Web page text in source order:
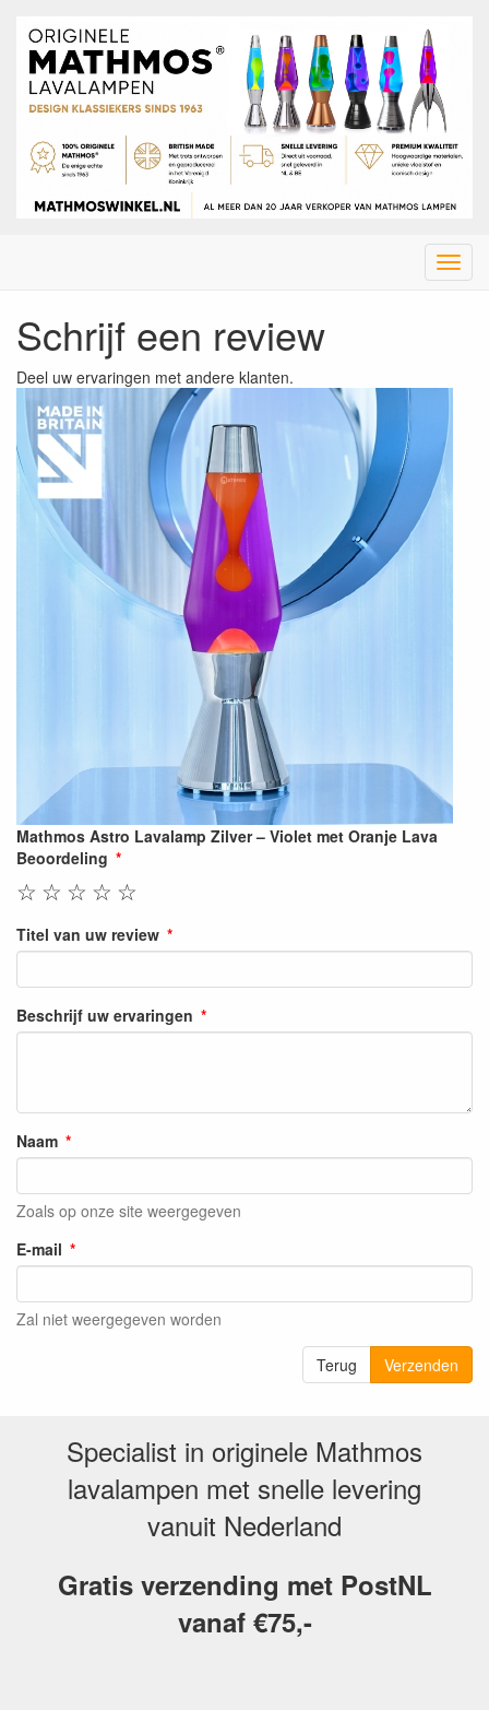
Menu
Schrijf een review
Deel uw ervaringen met andere klanten.
Mathmos Astro Lavalamp Zilver – Violet met Oranje Lava
Beoordeling
☆
☆
☆
☆
☆
Titel van uw review
Beschrijf uw ervaringen
Naam
Zoals op onze site weergegeven
E-mail
Zal niet weergegeven worden
Terug Verzenden
Specialist in originele Mathmos
lavalampen met snelle levering
vanuit Nederland
Gratis verzending met PostNL
vanaf €75,-